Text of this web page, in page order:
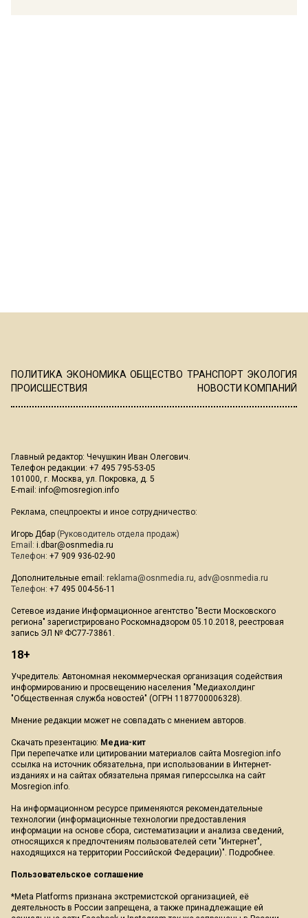
ПОЛИТИКА ЭКОНОМИКА ОБЩЕСТВО ТРАНСПОРТ ЭКОЛОГИЯ
ПРОИСШЕСТВИЯ
НОВОСТИ КОМПАНИЙ
Главный редактор: Чечушкин Иван Олегович.
Телефон редакции: +7 495 795-53-05
101000, г. Москва, ул. Покровка, д. 5
E-mail: info@mosregion.info
Реклама, спецпроекты и иное сотрудничество:
Игорь Дбар (Руководитель отдела продаж)
Email: i.dbar@osnmedia.ru
Телефон: +7 909 936-02-90
Дополнительные email: reklama@osnmedia.ru, adv@osnmedia.ru
Телефон: +7 495 004-56-11
Сетевое издание Информационное агентство "Вести Московского
региона" зарегистрировано Роскомнадзором 05.10.2018, реестровая
запись ЭЛ № ФС77-73861.
18+
Учредитель: Автономная некоммерческая организация содействия
информированию и просвещению населения "Медиахолдинг
"Общественная служба новостей" (ОГРН 1187700006328).
Мнение редакции может не совпадать с мнением авторов.
Скачать презентацию: Медиа-кит
При перепечатке или цитировании материалов сайта Mosregion.info
ссылка на источник обязательна, при использовании в Интернет-
изданиях и на сайтах обязательна прямая гиперссылка на сайт
Mosregion.info.
На информационном ресурсе применяются рекомендательные
технологии (информационные технологии предоставления
информации на основе сбора, систематизации и анализа сведений,
относящихся к предпочтениям пользователей сети "Интернет",
находящихся на территории Российской Федерации)". Подробнее.
Пользовательское соглашение
*Meta Platforms признана экстремистской организацией, её
деятельность в России запрещена, а также принадлежащие ей